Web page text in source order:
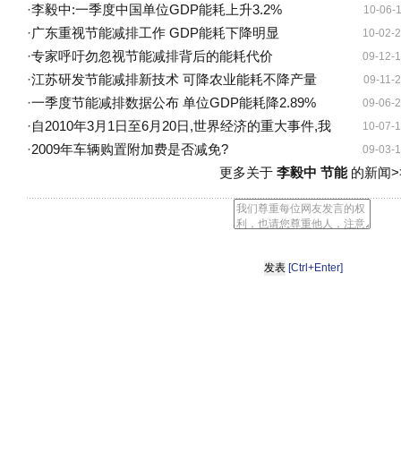
10-06-
·李毅中:一季度中国单位GDP能耗上升3.2%
10-02-
·广东重视节能减排工作 GDP能耗下降明显
09-12-
·专家呼吁勿忽视节能减排背后的能耗代价
09-11-
·江苏研发节能减排新技术 可降农业能耗不降产量
09-06-
·一季度节能减排数据公布 单位GDP能耗降2.89%
10-07-
·自2010年3月1日至6月20日,世界经济的重大事件,我
09-03-
·2009年车辆购置附加费是否减免?
更多关于 李毅中 节能的新闻
[Ctrl+Enter]